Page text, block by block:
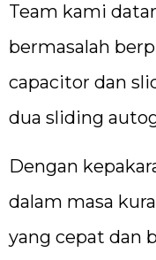
Team kami
bermasalah
capacitor dan
dua sliding
Dengan
dalam masa
yang cepat dan